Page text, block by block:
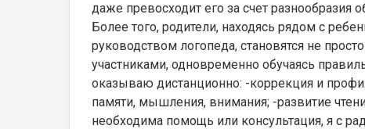
даже превосходит его за счет разнообразия
Более того, родители, находясь рядом с
руководством логопеда, становятся не
участниками, одновременно обучаясь
оказываю дистанционно: -коррекция и
памяти, мышления, внимания; -развитие
необходима помощь или консультация, я с